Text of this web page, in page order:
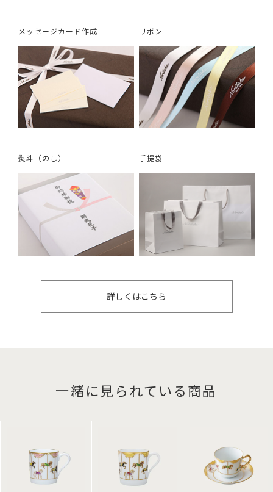
メッセージカード作成 リボン
熨斗（のし） 手提袋
詳しくはこちら
一緒に見られている商品